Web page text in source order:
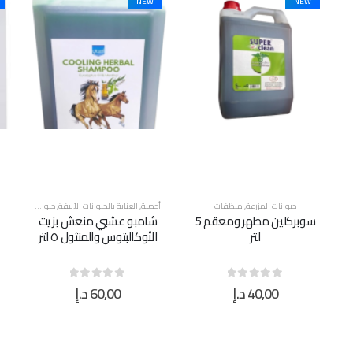
,العناية بالحيوانات الأليفة,
,منظفات
شامبو عشبي منعش بزيت
الأوكالبتوس والمنثول ٥ لتر
60,00د.إ
حيوانات المزرعة,منظفات
كحول طبي، جالون 5 لتر
95,00د.إ